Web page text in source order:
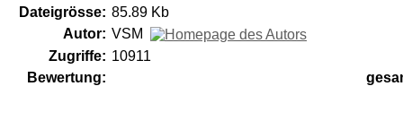
Dateigrösse: 85.89 Kb
Autor: VSM
Zugriffe: 10911
Bewertung: